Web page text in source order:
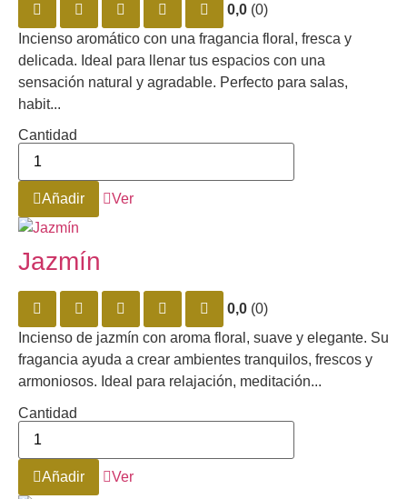
0,0 (0)
Incienso aromático con una fragancia floral, fresca y
delicada. Ideal para llenar tus espacios con una
sensación natural y agradable. Perfecto para salas,
habit...
Cantidad
Añadir Ver
Jazmín
0,0 (0)
Incienso de jazmín con aroma floral, suave y elegante. Su
fragancia ayuda a crear ambientes tranquilos, frescos y
armoniosos. Ideal para relajación, meditación...
Cantidad
Añadir Ver